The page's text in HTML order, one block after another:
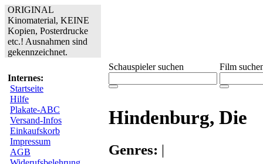
ORIGINAL
Kinomaterial, KEINE
Kopien, Posterdrucke
etc.! Ausnahmen sind
gekennzeichnet.
Internes:
Startseite
Hilfe
Plakate-ABC
Versand-Infos
Einkaufskorb
Impressum
AGB
Schauspieler suchen Film
Hindenburg, Die
Genres: |